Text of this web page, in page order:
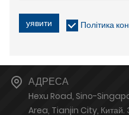
уявити Політика
АДРЕСА
Hexu Road, Sino-
Area, Tianjin City,